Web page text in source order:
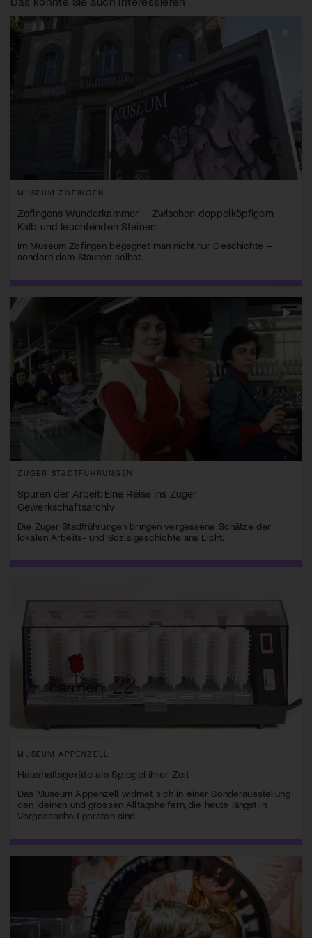
MUSEUM ZOFINGEN
Zofingens Wunderkammer – Zwischen doppelköpfigem
Kalb und leuchtenden Steinen
Im Museum Zofingen begegnet man nicht nur Geschichte –
sondern dem Staunen selbst.
ZUGER STADTFÜHRUNGEN
Spuren der Arbeit: Eine Reise ins Zuger
Gewerkschaftsarchiv
Die Zuger Stadtführungen bringen vergessene Schätze der
lokalen Arbeits- und Sozialgeschichte ans Licht.
MUSEUM APPENZELL
Haushaltsgeräte als Spiegel ihrer Zeit
Das Museum Appenzell widmet sich in einer Sonderausstellung
den kleinen und grossen Alltagshelfern, die heute längst in
Vergessenheit geraten sind.